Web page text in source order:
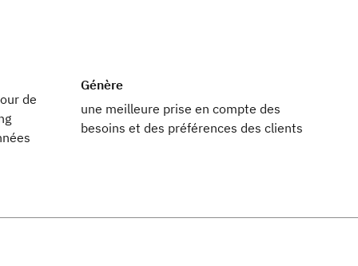
de
Génère
une meilleure prise en compte des
besoins et des préférences des clients